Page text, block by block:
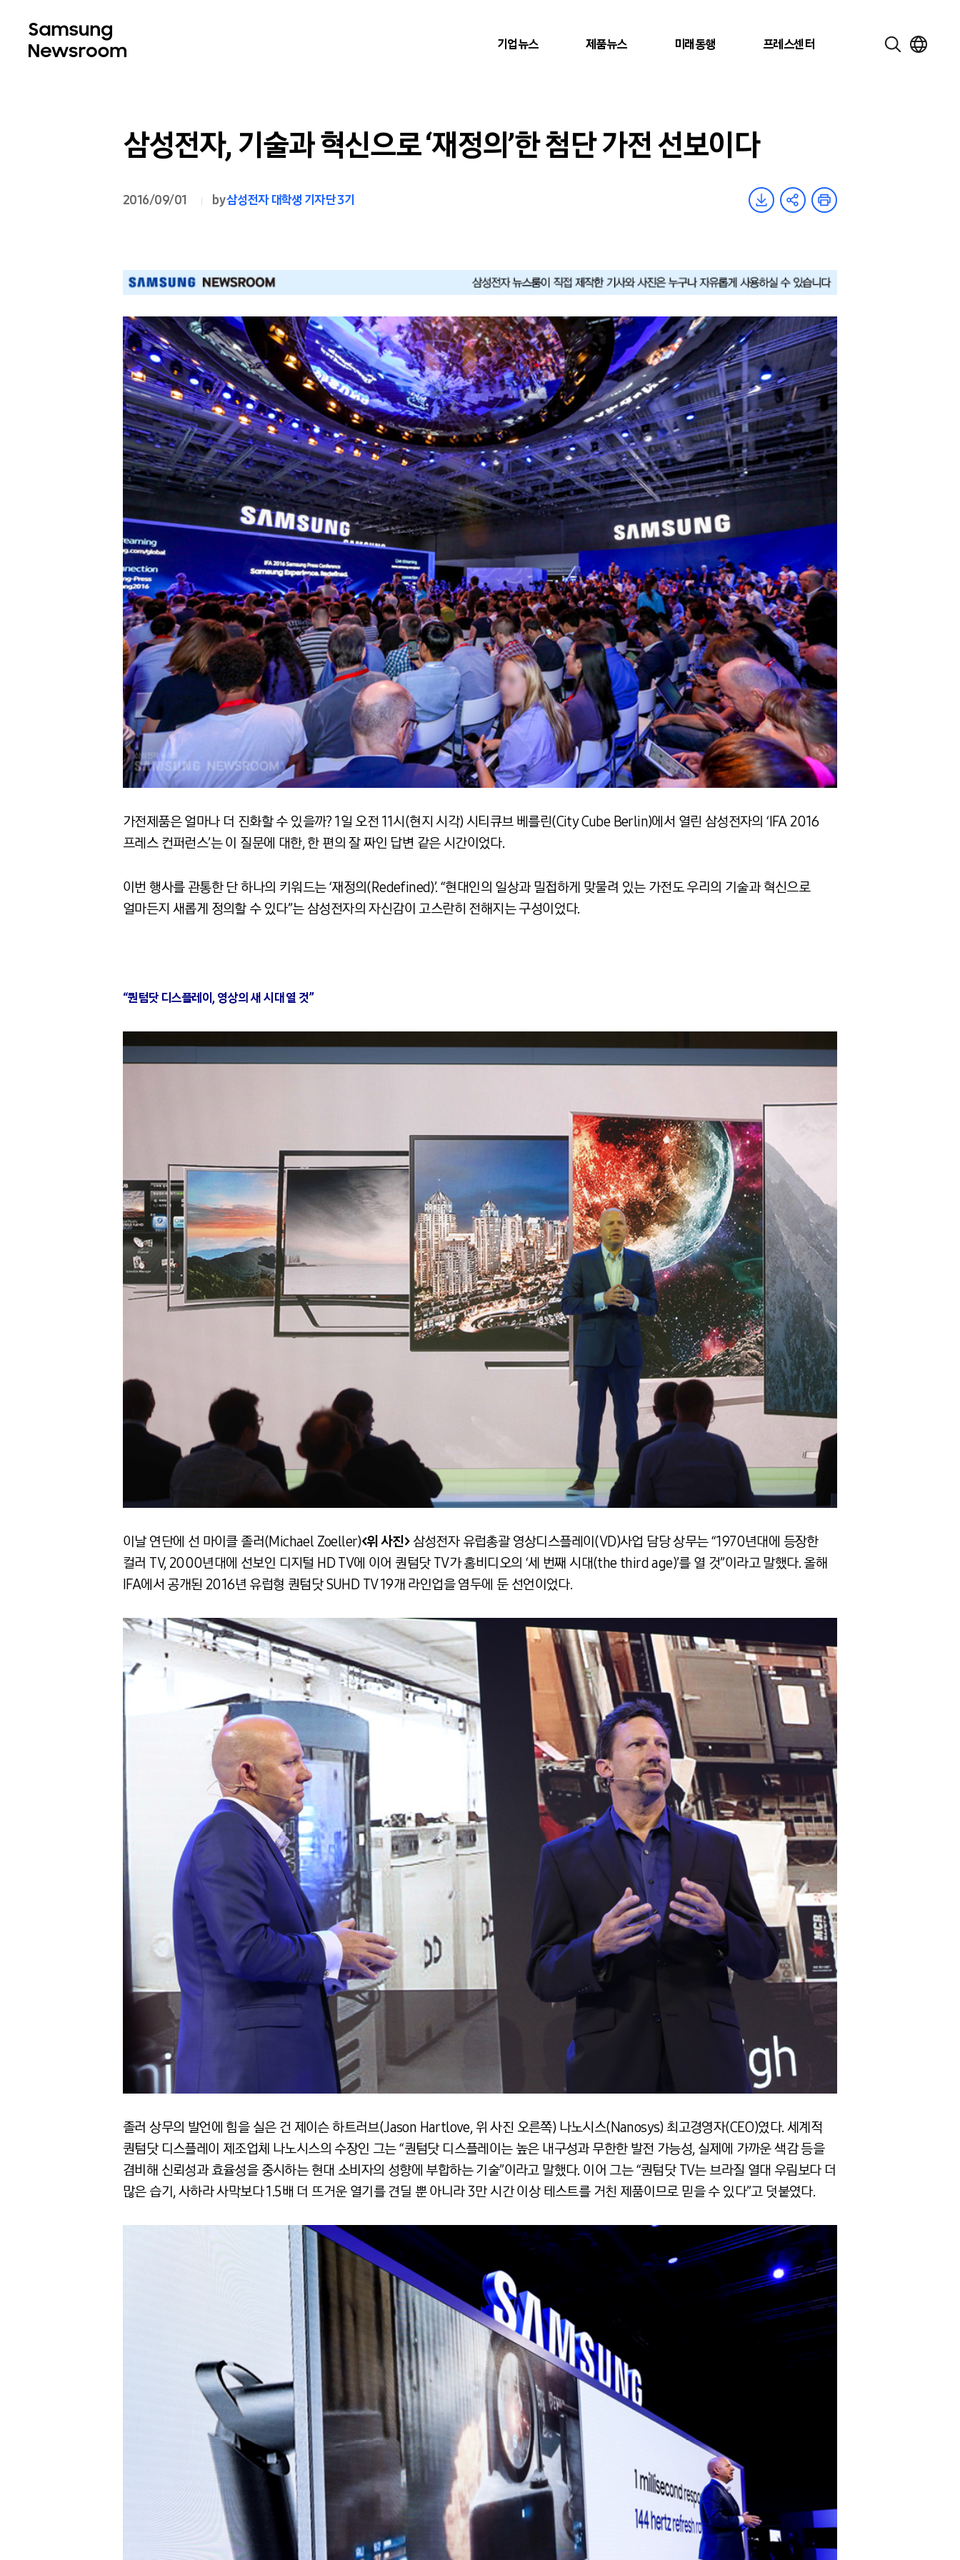
기업뉴스 제품뉴스 미래동행 프레스센터
삼성전자, 기술과 혁신으로 ‘재정의’한 첨단 가전 선보이다
2016/09/01 by삼성전자 대학생 기자단 3기
가전제품은 얼마나 더 진화할 수 있을까? 1일 오전 11시(현지 시각) 시티큐브 베를린(City Cube Berlin)에서 열린 삼성전자의 ‘IFA 2016
프레스 컨퍼런스’는 이 질문에 대한, 한 편의 잘 짜인 답변 같은 시간이었다.
이번 행사를 관통한 단 하나의 키워드는 ‘재정의(Redefined)’. “현대인의 일상과 밀접하게 맞물려 있는 가전도 우리의 기술과 혁신으로
얼마든지 새롭게 정의할 수 있다”는 삼성전자의 자신감이 고스란히 전해지는 구성이었다.
“퀀텀닷 디스플레이, 영상의 새 시대 열 것”
이날 연단에 선 마이클 졸러(Michael Zoeller)<위 사진>삼성전자 유럽총괄 영상디스플레이(VD)사업 담당 상무는 “1970년대에 등장한
컬러 TV, 2000년대에 선보인 디지털 HD TV에 이어 퀀텀닷 TV가 홈비디오의 ‘세 번째 시대(the third age)’를 열 것”이라고 말했다. 올해
IFA에서 공개된 2016년 유럽형 퀀텀닷 SUHD TV 19개 라인업을 염두에 둔 선언이었다.
졸러 상무의 발언에 힘을 실은 건 제이슨 하트러브(Jason Hartlove, 위 사진 오른쪽) 나노시스(Nanosys) 최고경영자(CEO)였다. 세계적
퀀텀닷 디스플레이 제조업체 나노시스의 수장인 그는 “퀀텀닷 디스플레이는 높은 내구성과 무한한 발전 가능성, 실제에 가까운 색감 등을
겸비해 신뢰성과 효율성을 중시하는 현대 소비자의 성향에 부합하는 기술”이라고 말했다. 이어 그는 “퀀텀닷 TV는 브라질 열대 우림보다 더
많은 습기, 사하라 사막보다 1.5배 더 뜨거운 열기를 견딜 뿐 아니라 3만 시간 이상 테스트를 거친 제품이므로 믿을 수 있다”고 덧붙였다.